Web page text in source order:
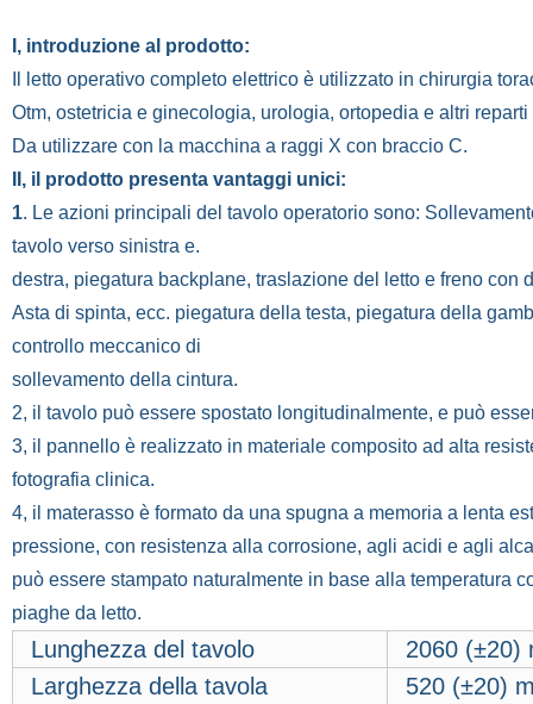
I, introduzione al prodotto:
Il letto operativo completo elettrico è utilizzato in chirurgia
Otm, ostetricia e ginecologia, urologia, ortopedia e altri
Da utilizzare con la macchina a raggi X con braccio C.
II, il prodotto presenta vantaggi unici:
1. Le azioni principali del tavolo operatorio sono:
tavolo verso sinistra e.
destra, piegatura backplane, traslazione del letto e freno con
Asta di spinta, ecc. piegatura della testa, piegatura della
controllo meccanico di
sollevamento della cintura.
2, il tavolo può essere spostato longitudinalmente, e può
3, il pannello è realizzato in materiale composito ad alta
fotografia clinica.
4, il materasso è formato da una spugna a memoria a lenta
pressione, con resistenza alla corrosione, agli acidi e agli
può essere stampato naturalmente in base alla temperatura
piaghe da letto.
Lunghezza del tavolo
2060 (±20)
Larghezza della tavola
520 (±20)